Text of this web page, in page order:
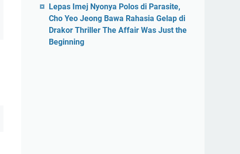
Lepas Imej Nyonya Polos di Parasite,
Cho Yeo Jeong Bawa Rahasia Gelap di
Drakor Thriller The Affair Was Just the
Beginning